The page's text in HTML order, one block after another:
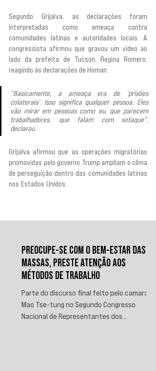
Segundo Grijalva, as declarações foram
interpretadas como ameaça contra
comunidades latinas e autoridades locais. A
congressista afirmou que gravou um vídeo ao
lado da prefeita de Tucson, Regina Romero,
reagindo às declarações de Homan.
“Basicamente, a ameaça era de ‘prisões
colaterais’. Isso significa qualquer pessoa. Eles
vão mirar em pessoas como eu, que parecem
trabalhadores, que falam com sotaque”,
declarou.
Grijalva afirmou que as operações migratórias
promovidas pelo governo Trump ampliam o clima
de perseguição dentro das comunidades latinas
nos Estados Unidos.
PREOCUPE-SE COM O BEM-ESTAR DAS
MASSAS, PRESTE ATENÇÃO AOS
MÉTODOS DE TRABALHO
Parte do discurso final feito pelo camarada
Mao Tse-tung no Segundo Congresso
Nacional de Representantes dos